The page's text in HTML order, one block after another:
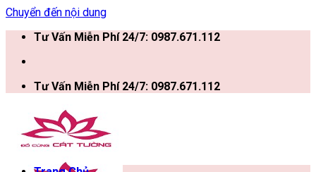
Chuyển đến nội dung
Tư Vấn Miễn Phí 24/7: 0987.671.112
Tư Vấn Miễn Phí 24/7: 0987.671.112